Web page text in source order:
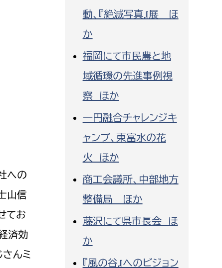
への
山信
てお
済効
んミ
動、『絶滅写真』展 ほ
か
福岡にて市民農と地
域循環の先進事例視
察 ほか
一円融合チャレンジキ
ャンプ、東富水の花
火 ほか
商工会議所、中部地方
整備局 ほか
藤沢にて県市長会 ほ
か
『風の谷』へのビジョン